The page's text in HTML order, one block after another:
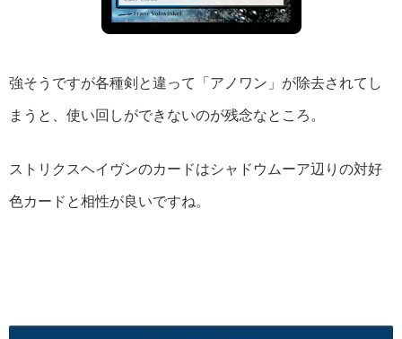
強そうですが各種剣と違って「アノワン」が除去されてし
まうと、使い回しができないのが残念なところ。
ストリクスヘイヴンのカードはシャドウムーア辺りの対好
色カードと相性が良いですね。